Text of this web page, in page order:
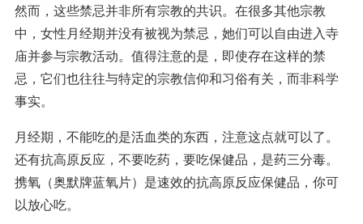
然而，这些禁忌并非所有宗教的共识。在很多其他宗教
中，女性月经期并没有被视为禁忌，她们可以自由进入寺
庙并参与宗教活动。值得注意的是，即使存在这样的禁
忌，它们也往往与特定的宗教信仰和习俗有关，而非科学
事实。
月经期，不能吃的是活血类的东西，注意这点就可以了。
还有抗高原反应，不要吃药，要吃保健品，是药三分毒。
携氧（奥默牌蓝氧片）是速效的抗高原反应保健品，你可
以放心吃。